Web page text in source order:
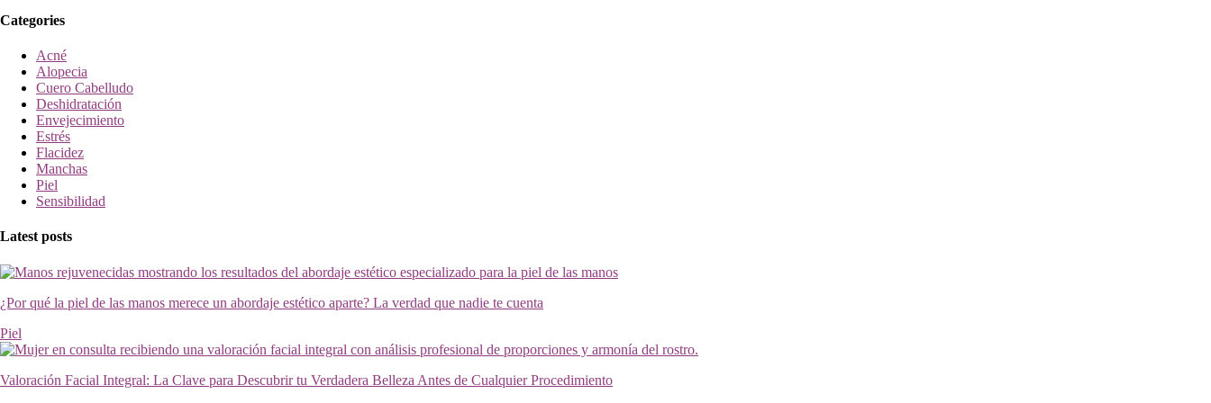
Categories
Acné
Alopecia
Cuero Cabelludo
Deshidratación
Envejecimiento
Estrés
Flacidez
Manchas
Piel
Sensibilidad
Latest posts
¿Por qué la piel de las manos merece un abordaje estético aparte? La verdad que nadie te cuenta
Piel
Valoración Facial Integral: La Clave para Descubrir tu Verdadera Belleza Antes de Cualquier Procedimiento